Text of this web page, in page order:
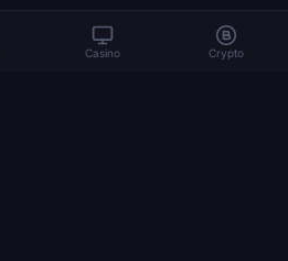
Casino Crypto